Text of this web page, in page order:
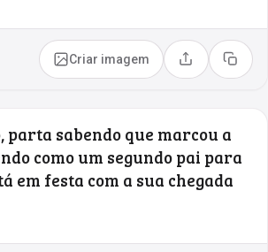
Criar imagem Compartilhar
Copiar
parta sabendo que marcou a
como um segundo pai para
em festa com a sua chegada